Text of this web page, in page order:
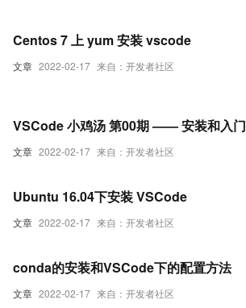
文章 2022-02-17 来自：开发者社区
Centos 7 上 yum 安装 vscode
文章 2022-02-17 来自：开发者社区
VSCode 小鸡汤 第00期 —— 安装和入门
文章 2022-02-17 来自：开发者社区
Ubuntu 16.04下安装 VSCode
文章 2022-02-17 来自：开发者社区
conda的安装和VSCode下的配置方法